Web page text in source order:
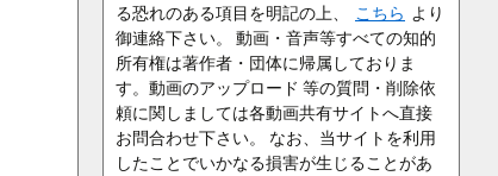
る恐れのある項目を明記の上、
こちら より
御連絡下さい。 動画・音声等すべての知的
所有権は著作者・団体に帰属しておりま
す。動画のアップロード 等の質問・削除依
頼に関しましては各動画共有サイトへ直接
お問合わせ下さい。 なお、当サイトを利用
したことでいかなる損害が生じることがあ